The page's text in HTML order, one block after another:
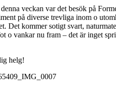
veckan var det besök på
på diverse trevliga inom o
Det kommer sotigt svart,
o vankar nu fram – det är inget
helg!